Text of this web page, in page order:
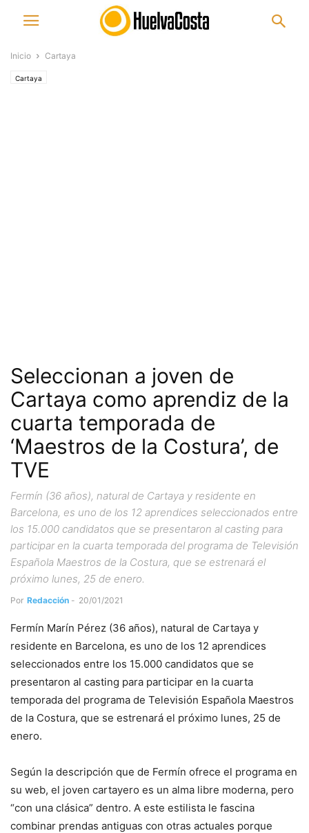
Inicio Cartaya
Cartaya
Seleccionan a joven de
Cartaya como aprendiz de la
cuarta temporada de
‘Maestros de la Costura’, de
TVE
Fermín (36 años), natural de Cartaya y residente en
Barcelona, es uno de los 12 aprendices seleccionados entre
los 15.000 candidatos que se presentaron al casting para
participar en la cuarta temporada del programa de Televisión
Española Maestros de la Costura, que se estrenará el
próximo lunes, 25 de enero.
Por Redacción - 20/01/2021
Fermín Marín Pérez (36 años), natural de Cartaya y
residente en Barcelona, es uno de los 12 aprendices
seleccionados entre los 15.000 candidatos que se
presentaron al casting para participar en la cuarta
temporada del programa de Televisión Española Maestros
de la Costura, que se estrenará el próximo lunes, 25 de
enero.
Según la descripción que de Fermín ofrece el programa en
su web, el joven cartayero es un alma libre moderna, pero
“con una clásica” dentro. A este estilista le fascina
combinar prendas antiguas con otras actuales porque